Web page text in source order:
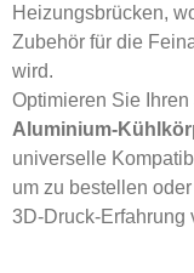
Heizungsbrücken,
Zubehör für die
wird.
Optimieren Sie
Aluminium-
universelle
um zu bestellen
3D-Druck-Erfahrung